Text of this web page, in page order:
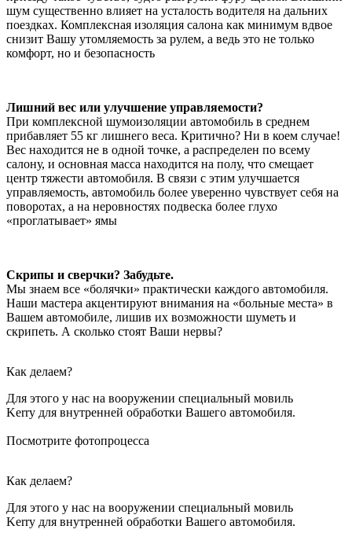
шум существенно влияет на усталость водителя на дальних
поездках. Комплексная изоляция салона как минимум вдвое
снизит Вашу утомляемость за рулем, а ведь это не только
комфорт, но и безопасность
Лишний вес или улучшение управляемости?
При комплексной шумоизоляции автомобиль в среднем
прибавляет 55 кг лишнего веса. Критично? Ни в коем случае!
Вес находится не в одной точке, а распределен по всему
салону, и основная масса находится на полу, что смещает
центр тяжести автомобиля. В связи с этим улучшается
управляемость, автомобиль более уверенно чувствует себя на
поворотах, а на неровностях подвеска более глухо
«проглатывает» ямы
Скрипы и сверчки? Забудьте.
Мы знаем все «болячки» практически каждого автомобиля.
Наши мастера акцентируют внимания на «больные места» в
Вашем автомобиле, лишив их возможности шуметь и
скрипеть. А сколько стоят Ваши нервы?
Как делаем?
Для этого у нас на вооружении специальный мовиль
Kerry для внутренней обработки Вашего автомобиля.
Посмотрите фотопроцесса
Как делаем?
Для этого у нас на вооружении специальный мовиль
Kerry для внутренней обработки Вашего автомобиля.